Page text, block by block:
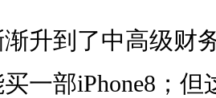
到了中高级财
一部iPhone8；